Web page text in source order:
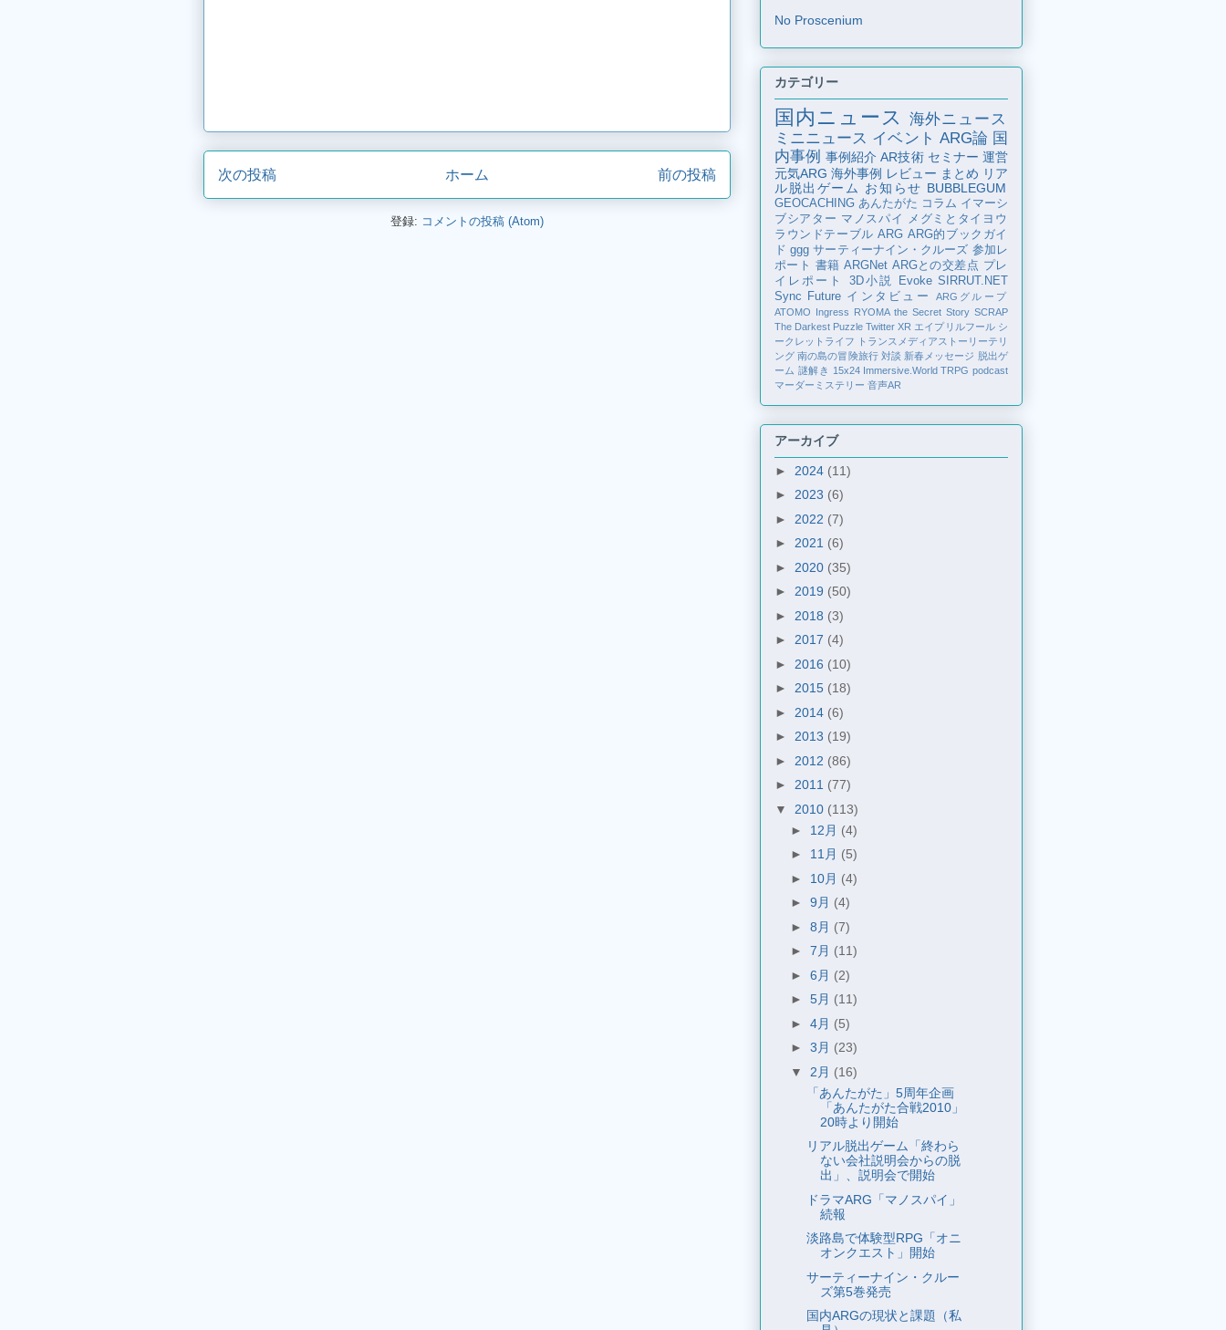
次の投稿 前の投稿
ホーム
登録: コメントの投稿 (Atom)
No Proscenium
カテゴリー
国内ニュース
海外ニュース
ミニニュース イベント ARG論 国
内事例 事例紹介 AR技術 セミナー 運営
元気ARG 海外事例 レビュー まとめ リア
ル脱出ゲーム
お知らせ BUBBLEGUM
GEOCACHING あんたがた コラム イマーシ
ブシアター マノスパイ
メグミとタイヨウ
ラウンドテーブル ARG ARG的ブックガイ
ド ggg サーティーナイン・クルーズ 参加レ
ポート 書籍 ARGNet ARGとの交差点 プレ
イレポート
3D小説 Evoke SIRRUT.NET
Sync Future インタビュー
ARGグループ
ATOMO Ingress RYOMA the Secret Story SCRAP
The Darkest Puzzle Twitter XR エイプリルフール シ
ークレットライフ
トランスメディアストーリーテリ
ング 南の島の冒険旅行 対談 新春メッセージ 脱出ゲ
ーム 謎解き 15x24 Immersive.World TRPG podcast
マーダーミステリー 音声AR
アーカイブ
► 2024 (11)
► 2023 (6)
► 2022 (7)
► 2021 (6)
► 2020 (35)
► 2019 (50)
► 2018 (3)
► 2017 (4)
► 2016 (10)
► 2015 (18)
► 2014 (6)
► 2013 (19)
► 2012 (86)
► 2011 (77)
▼ 2010 (113)
► 12月 (4)
► 11月 (5)
► 10月 (4)
► 9月 (4)
► 8月 (7)
► 7月 (11)
► 6月 (2)
► 5月 (11)
► 4月 (5)
► 3月 (23)
▼ 2月 (16)
「あんたがた」5周年企画
「あんたがた合戦2010」
20時より開始
リアル脱出ゲーム「終わら
ない会社説明会からの脱
出」、説明会で開始
ドラマARG「マノスパイ」
続報
淡路島で体験型RPG「オニ
オンクエスト」開始
サーティーナイン・クルー
ズ第5巻発売
国内ARGの現状と課題（私